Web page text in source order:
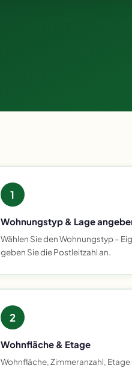
1
Wohnungstyp & Lage
Wählen Sie den Wohnungstyp –
geben Sie die Postleitzahl an.
2
Wohnfläche & Etage
Wohnfläche, Zimmeranzahl,